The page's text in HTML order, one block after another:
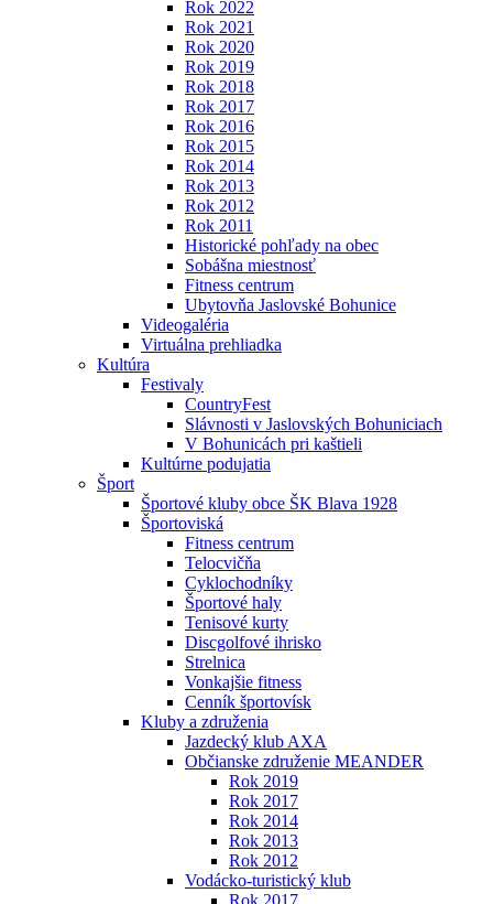
Rok 2022
Rok 2021
Rok 2020
Rok 2019
Rok 2018
Rok 2017
Rok 2016
Rok 2015
Rok 2014
Rok 2013
Rok 2012
Rok 2011
Historické pohľady na obec
Sobášna miestnosť
Fitness centrum
Ubytovňa Jaslovské Bohunice
Videogaléria
Virtuálna prehliadka
Kultúra
Festivaly
CountryFest
Slávnosti v Jaslovských Bohuniciach
V Bohunicách pri kaštieli
Kultúrne podujatia
Šport
Športové kluby obce ŠK Blava 1928
Športoviská
Fitness centrum
Telocvičňa
Cyklochodníky
Športové haly
Tenisové kurty
Discgolfové ihrisko
Strelnica
Vonkajšie fitness
Cenník športovísk
Kluby a združenia
Jazdecký klub AXA
Občianske združenie MEANDER
Rok 2019
Rok 2017
Rok 2014
Rok 2013
Rok 2012
Vodácko-turistický klub
Rok 2017